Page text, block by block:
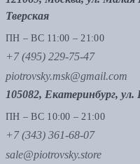
Тверская
ПН – ВС 11:00 – 21:00
+7 (495) 229-75-47
piotrovsky.msk@gmail.com
105082, Екатеринбург,
ПН – ВС 10:00 – 21:00
+7 (343) 361-68-07
sale@piotrovsky.store